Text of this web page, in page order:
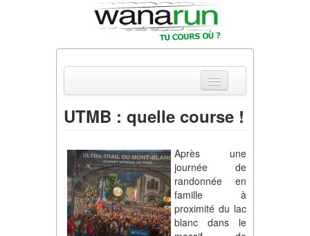
Equipements & Tests
Parcours & Courses
Outils & Réseaux
UTMB : quelle course !
Après une
journée de
randonnée en
famille à
proximité du lac
blanc dans le